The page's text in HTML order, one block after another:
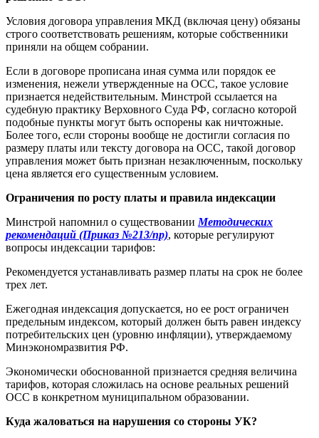
Условия договора управления МКД (включая цену) обязаны
строго соответствовать решениям, которые собственники
приняли на общем собрании.
Если в договоре прописана иная сумма или порядок ее
изменения, нежели утвержденные на ОСС, такое условие
признается недействительным. Минстрой ссылается на
судебную практику Верховного Суда РФ, согласно которой
подобные пункты могут быть оспорены как ничтожные.
Более того, если стороны вообще не достигли согласия по
размеру платы или тексту договора на ОСС, такой договор
управления может быть признан незаключенным, поскольку
цена является его существенным условием.
Ограничения по росту платы и правила индексации
Минстрой напомнил о существовании Методических
рекомендаций (Приказ №213/пр), которые регулируют
вопросы индексации тарифов:
Рекомендуется устанавливать размер платы на срок не более
трех лет.
Ежегодная индексация допускается, но ее рост ограничен
предельным индексом, который должен быть равен индексу
потребительских цен (уровню инфляции), утверждаемому
Минэкономразвития РФ.
Экономически обоснованной признается средняя величина
тарифов, которая сложилась на основе реальных решений
ОСС в конкретном муниципальном образовании.
Куда жаловаться на нарушения со стороны УК?